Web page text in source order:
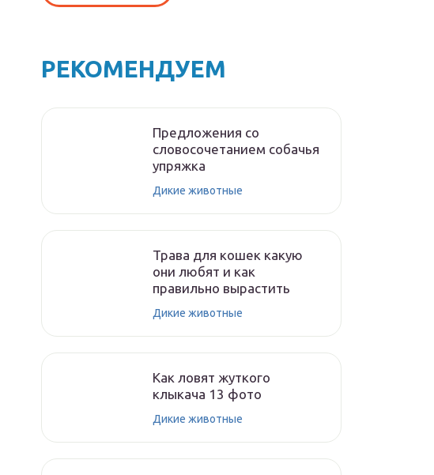
РЕКОМЕНДУЕМ
Предложения со
словосочетанием собачья
упряжка
Дикие животные
Трава для кошек какую
они любят и как
правильно вырастить
Дикие животные
Как ловят жуткого
клыкача 13 фото
Дикие животные